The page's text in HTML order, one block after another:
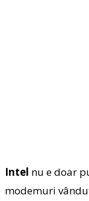
Intel nu e doar
modemuri